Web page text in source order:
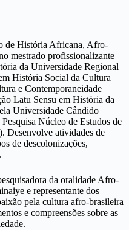
de História Africana, Afro-
mestrado profissionalizante
da Universidade Regional
História Social da Cultura
e Contemporaneidade
Latu Sensu em História da
Universidade Cândido
Núcleo de Estudos de
Desenvolve atividades de
de descolonizações,
da oralidade Afro-
e representante dos
pela cultura afro-brasileira
e compreensões sobre as